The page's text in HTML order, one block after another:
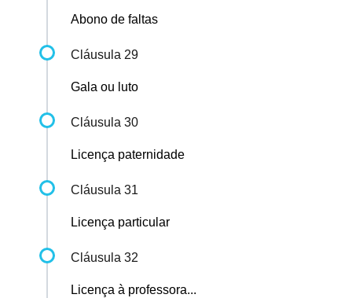
Abono de faltas
Cláusula 29
Gala ou luto
Cláusula 30
Licença paternidade
Cláusula 31
Licença particular
Cláusula 32
Licença à professora...